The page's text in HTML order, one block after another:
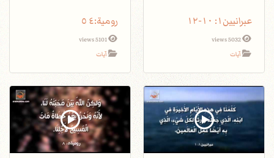
عبرانيين١: ١٠-١٢
5032 views
آيات
5101 views
آيات